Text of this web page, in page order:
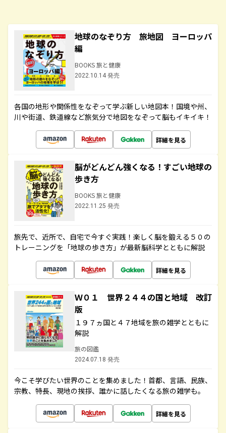
地球のなぞり方 旅地図 ヨーロッパ
編
BOOKS 旅と健康
2022.10.14 発売
各国の地形や関係性をなぞって学ぶ新しい地図本！国境や州、
川や街道、鉄道線など旅気分で地図をなぞって脳もイキイキ！
詳細を見る
脳がどんどん強くなる！すごい地球の
歩き方
BOOKS 旅と健康
2022.11.25 発売
旅先で、近所で、自宅で今すぐ実践！楽しく脳を鍛える５０の
トレーニングを「地球の歩き方」が最新脳科学とともに解説
詳細を見る
Ｗ０１ 世界２４４の国と地域 改訂
版
１９７ヵ国と４７地域を旅の雑学とともに
解説
旅の図鑑
2024.07.18 発売
今こそ学びたい世界のことを集めました！首都、言語、民族、
宗教、特長、現地の挨拶、誰かに話したくなる旅の雑学も。
詳細を見る